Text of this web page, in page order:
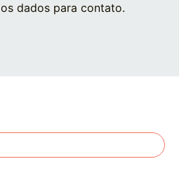
dados para contato.